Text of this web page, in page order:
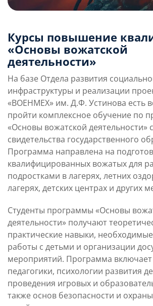
Курсы повышение
«Основы вожатской
деятельности»
На базе Отдела развития
инфраструктуры и реализации
«ВОЕНМЕХ» им. Д.Ф. Устинова есть
пройти комплексное обучение по
«Основы вожатской деятельности»
свидетельства государственного
Программа направлена на
квалифицированных вожатых для
подростками в лагерях, летних
лагерях, детских центрах и других
Студенты программы «Основы
деятельности» получают
практические навыки,
работы с детьми и организации
мероприятий. Программа
педагогики, психологии развития
проведения игровых и
также основ безопасности и